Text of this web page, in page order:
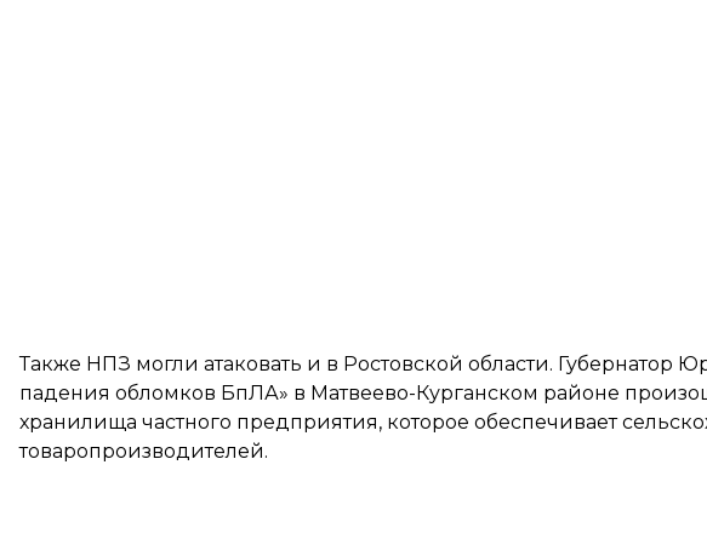
Также НПЗ могли атаковать и в Ростовской области. Губернатор
падения обломков БпЛА» в Матвеево-Курганском районе
хранилища частного предприятия, которое обеспечивает
товаропроизводителей.